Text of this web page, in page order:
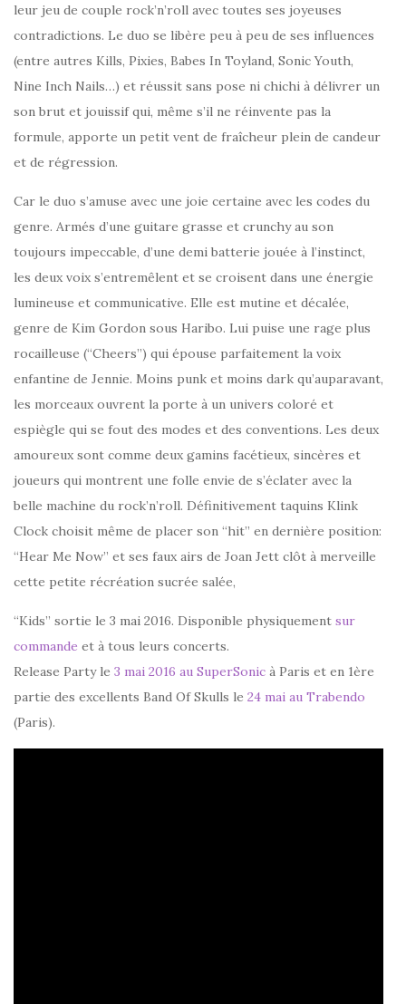
leur jeu de couple rock’n’roll avec toutes ses joyeuses
contradictions. Le duo se libère peu à peu de ses influences
(entre autres Kills, Pixies, Babes In Toyland, Sonic Youth,
Nine Inch Nails…) et réussit sans pose ni chichi à délivrer un
son brut et jouissif qui, même s’il ne réinvente pas la
formule, apporte un petit vent de fraîcheur plein de candeur
et de régression.
Car le duo s’amuse avec une joie certaine avec les codes du
genre. Armés d’une guitare grasse et crunchy au son
toujours impeccable, d’une demi batterie jouée à l’instinct,
les deux voix s’entremêlent et se croisent dans une énergie
lumineuse et communicative. Elle est mutine et décalée,
genre de Kim Gordon sous Haribo. Lui puise une rage plus
rocailleuse (“Cheers”) qui épouse parfaitement la voix
enfantine de Jennie. Moins punk et moins dark qu’auparavant,
les morceaux ouvrent la porte à un univers coloré et
espiègle qui se fout des modes et des conventions. Les deux
amoureux sont comme deux gamins facétieux, sincères et
joueurs qui montrent une folle envie de s’éclater avec la
belle machine du rock’n’roll. Définitivement taquins Klink
Clock choisit même de placer son “hit” en dernière position:
“Hear Me Now” et ses faux airs de Joan Jett clôt à merveille
cette petite récréation sucrée salée,
“Kids” sortie le 3 mai 2016. Disponible physiquement sur
commande et à tous leurs concerts.
Release Party le 3 mai 2016 au SuperSonic à Paris et en 1ère
partie des excellents Band Of Skulls le 24 mai au Trabendo
(Paris).